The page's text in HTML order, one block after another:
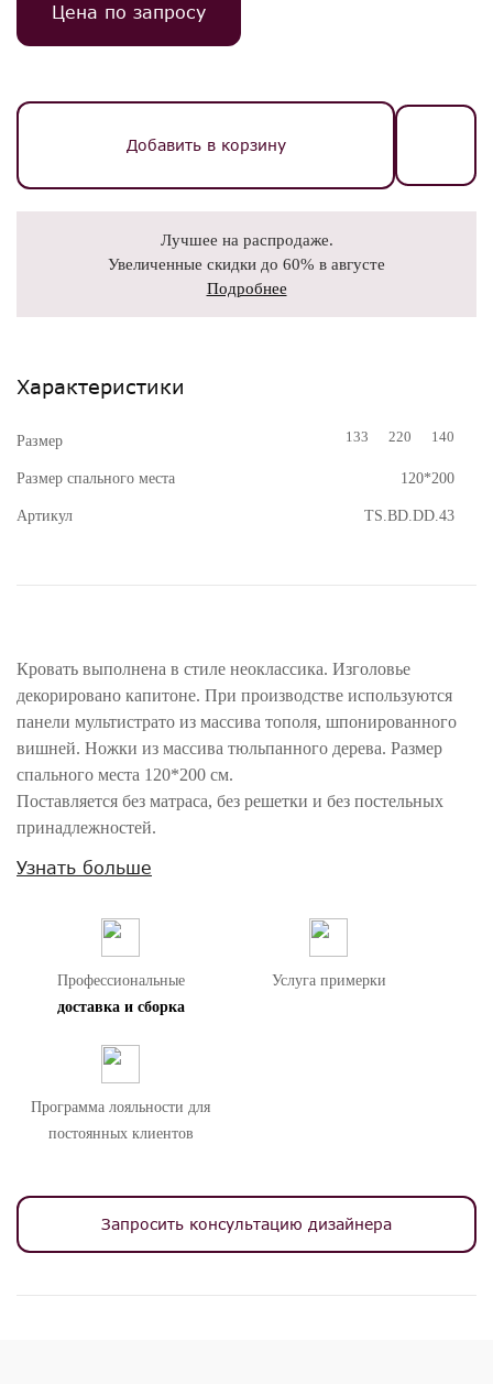
Цена по запросу
Добавить в корзину
Лучшее на распродаже.
Увеличенные скидки до 60% в августе
Подробнее
Характеристики
Размер 133 220 140
Размер спального места 120*200
Артикул TS.BD.DD.43
Кровать выполнена в стиле неоклассика. Изголовье
декорировано капитоне. При производстве используются
панели мультистрато из массива тополя, шпонированного
вишней. Ножки из массива тюльпанного дерева. Размер
спального места 120*200 см.
Поставляется без матраса, без решетки и без постельных
принадлежностей.
Внимание! Цвета предметов на изображениях могут отличаться из-за
Узнать больше
Профессиональные
доставка и сборка
Услуга примерки
Программа лояльности для
постоянных клиентов
Запросить консультацию дизайнера